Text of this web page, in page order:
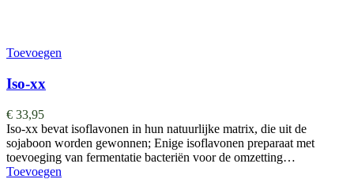
Toevoegen
Iso-xx
€ 33,95
Iso-xx bevat isoflavonen in hun natuurlijke matrix, die uit de
sojaboon worden gewonnen; Enige isoflavonen preparaat met
toevoeging van fermentatie bacteriën voor de omzetting…
Toevoegen